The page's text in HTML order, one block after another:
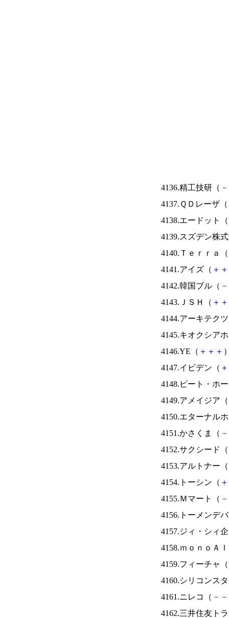
4136.精工技研（ －
4137.ＱＤレーザ（
4138.エードット（
4139.スズデン株
4140.Ｔｅｒｒａ（
4141.アイズ（ ＋ ＋
4142.韓国ブル（ －
4143.ＪＳＨ（ ＋ ＋
4144.アーキテク
4145.キオクシア
4146.YE（ ＋ ＋ ＋
4147.イビデン（ ＋
4148.ビート・ホ
4149.アメイジア（
4150.エターナル
4151.かさくま（ －
4152.サクシード（
4153.アルトナー（
4154.トーシン（ ＋
4155.Ｍマート（ －
4156.トーメンデ
4157.ジィ・シィ
4158.ｍｏｎｏＡ
4159.フィーチャ（
4160.シリコンス
4161.ニレコ（ － －
4162.三井住友ト